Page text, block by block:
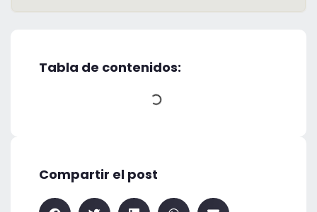
Tabla de contenidos:
Compartir el post